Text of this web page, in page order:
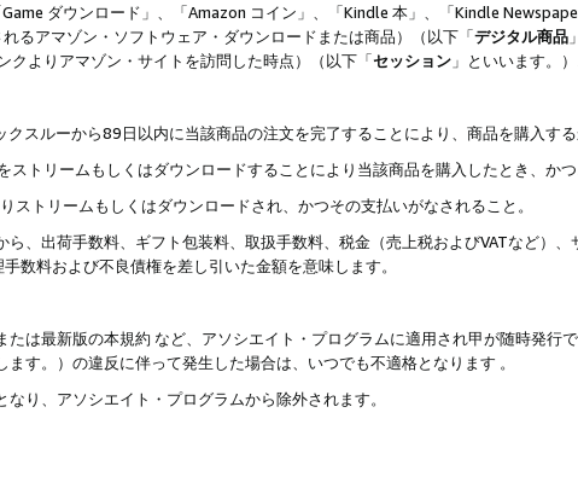
ダウンロード」、「Amazon コイン」、「Kindle 本」、「Kindle
るアマゾン・ソフトウェア・ダウンロードまたは商品）（以下「デジタル商品
クよりアマゾン・サイトを訪問した時点）（以下「セッション 」といいます。）
スルーから89日以内に当該商品の注文を完了することにより、商品を購入す
トリームもしくはダウンロードすることにより当該商品を購入したとき、かつ
トリームもしくはダウンロードされ、かつその支払いがなされること。
ら、出荷手数料、ギフト包装料、取扱手数料、税金（売上税およびVATなど）、
数料および不良債権を差し引いた金額を意味します。
は最新版の本規約 など、アソシエイト・プログラムに適用され甲が随時発行
ます。）の違反に伴って発生した場合は、いつでも不適格となります 。
り、アソシエイト・プログラムから除外されます。